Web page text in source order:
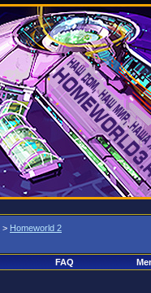
> Homeworld 2
FAQ